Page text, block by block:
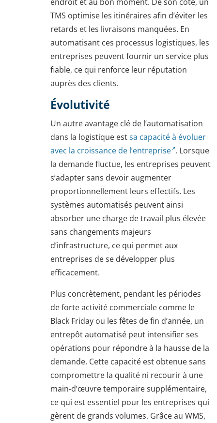
TMS optimise les itinéraires afin d’éviter les
retards et les livraisons manquées. En
automatisant ces processus logistiques, les
entreprises peuvent fournir un service plus
fiable, ce qui renforce leur réputation
auprès des clients.
Évolutivité
Un autre avantage clé de l’automatisation
dans la logistique estsa capacité à évoluer
avec la croissance de l’entreprise . Lorsque
la demande fluctue, les entreprises peuvent
s’adapter sans devoir augmenter
proportionnellement leurs effectifs. Les
systèmes automatisés peuvent ainsi
absorber une charge de travail plus élevée
sans changements majeurs
d’infrastructure, ce qui permet aux
entreprises de se développer plus
efficacement.
Plus concrètement, pendant les périodes
de forte activité commerciale comme le
Black Friday ou les fêtes de fin d’année, un
entrepôt automatisé peut intensifier ses
opérations pour répondre à la hausse de la
demande. Cette capacité est obtenue sans
compromettre la qualité ni recourir à une
main-d’œuvre temporaire supplémentaire,
ce qui est essentiel pour les entreprises qui
gèrent de grands volumes. Grâce au WMS,